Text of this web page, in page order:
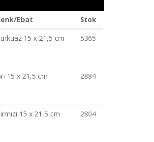
Ebat
Stok
15 x 21,5 cm 5365
15 x 21,5 cm 2884
15 x 21,5 cm 2804